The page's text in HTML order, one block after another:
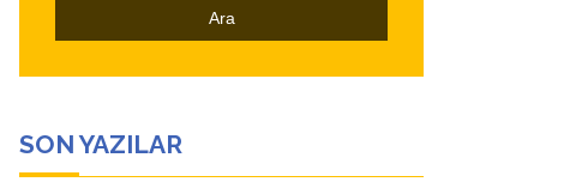
SON YAZILAR